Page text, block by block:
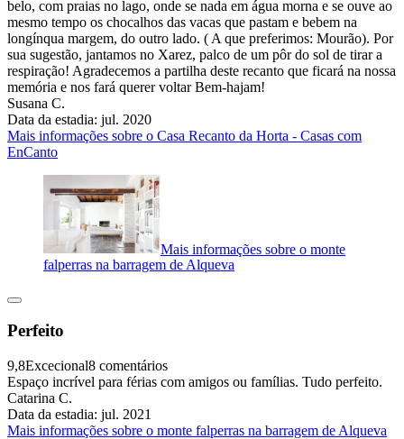
belo, com praias no lago, onde se nada em água morna e se ouve ao
mesmo tempo os chocalhos das vacas que pastam e bebem na
longínqua margem, do outro lado. ( A que preferimos: Mourão). Por
sua sugestão, jantamos no Xarez, palco de um pôr do sol de tirar a
respiração! Agradecemos a partilha deste recanto que ficará na nossa
memória e nos fará querer voltar Bem-hajam!
Susana C.
Data da estadia: jul. 2020
Mais informações sobre o Casa Recanto da Horta - Casas com
EnCanto
Mais informações sobre o monte
falperras na barragem de Alqueva
Perfeito
9,8Excecional8 comentários
Espaço incrível para férias com amigos ou famílias. Tudo perfeito.
Catarina C.
Data da estadia: jul. 2021
Mais informações sobre o monte falperras na barragem de Alqueva